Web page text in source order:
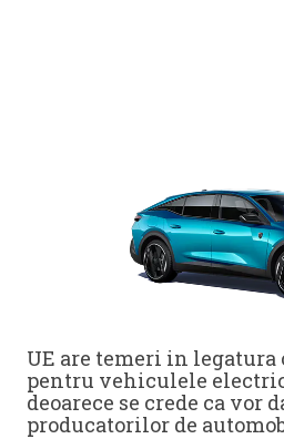
UE are temeri in
pentru vehiculele
deoarece se crede ca vor
producatorilor de